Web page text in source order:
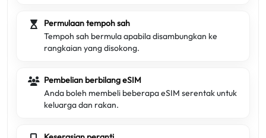
Permulaan tempoh sah
Tempoh sah bermula apabila disambungkan ke
rangkaian yang disokong.
Pembelian berbilang eSIM
Anda boleh membeli beberapa eSIM serentak untuk
keluarga dan rakan.